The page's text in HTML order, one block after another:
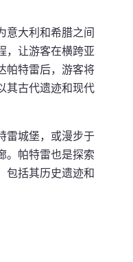
意大利和希腊之间
，让游客在横跨亚
帕特雷后，游客将
其古代遗迹和现代
雷城堡，或漫步于
。帕特雷也是探索
包括其历史遗迹和